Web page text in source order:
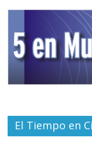
El Tiempo en